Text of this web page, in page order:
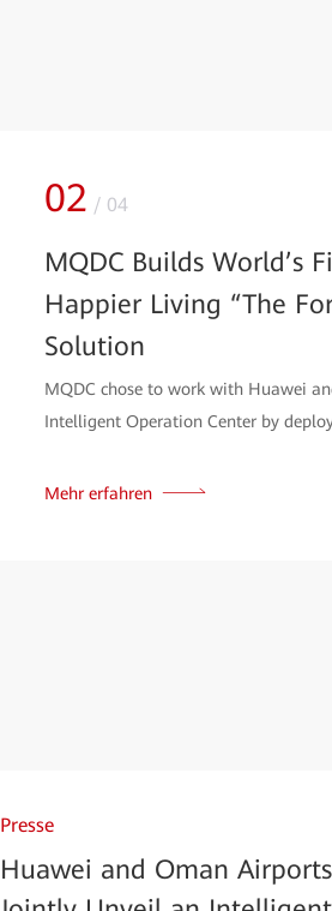
02 / 04
MQDC Builds World’s
Happier Living “The
Solution
MQDC chose to work with Huawei
Intelligent Operation Center by
Mehr erfahren
Presse
Huawei and Oman Airports